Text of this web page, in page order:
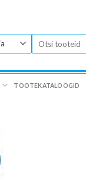
TOOTEKATALOOGID